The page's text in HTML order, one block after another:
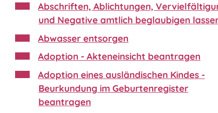
Abschriften, Ablichtungen,
und Negative amtlich beglaubigen
Abwasser entsorgen
Adoption - Akteneinsicht beantragen
Adoption eines ausländischen Kindes -
Beurkundung im Geburtenregister
beantragen